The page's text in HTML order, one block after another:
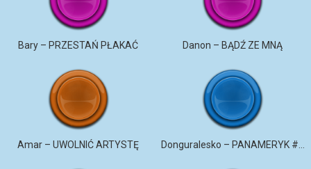
Bary – PRZESTAŃ PŁAKAĆ Danon – BĄDŹ ZE MNĄ
Amar – UWOLNIĆ ARTYSTĘ